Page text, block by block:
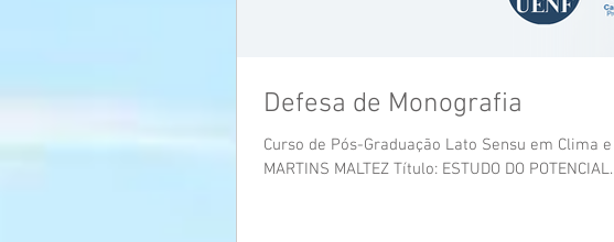
Defesa de Monografia
Curso de Pós-Graduação Lato Sensu em Clima
MARTINS MALTEZ Título: ESTUDO DO